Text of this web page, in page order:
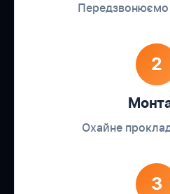
Передзвонюємо
2
Охайне
3